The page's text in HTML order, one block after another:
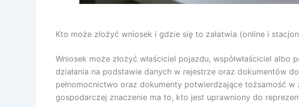
Kto może złożyć wniosek i gdzie się to załatwia (online i
Wniosek może złożyć właściciel pojazdu, współwłaściciel
działania na podstawie danych w rejestrze oraz dokumentów
pełnomocnictwo oraz dokumenty potwierdzające tożsamość
gospodarczej znaczenie ma to, kto jest uprawniony do